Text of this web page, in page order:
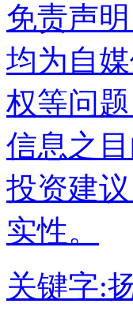
免责声
均为自
权等问
信息之
投资建
实性。
关键字: